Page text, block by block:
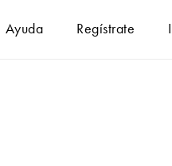
Ayuda Regístrate